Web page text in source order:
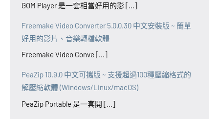
GOM Player 是一套相當好用的影 [...]
Freemake Video Converter 5.0.0.30 中文安裝版 ~ 簡單
好用的影片、音樂轉檔軟體
Freemake Video Conve [...]
PeaZip 10.9.0 中文可攜版 ~ 支援超過100種壓縮格式的
解壓縮軟體 (Windows/Linux/macOS)
PeaZip Portable 是一套開 [...]